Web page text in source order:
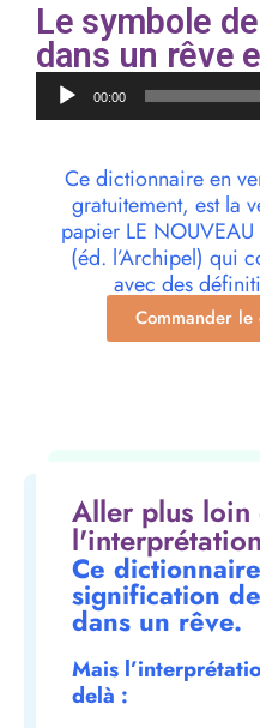
Le symbole
dans un rêve
Lecteur
audio00:00
Ce dictionnaire en
gratuitement, est la
papier LE NOUVEAU
(éd. l’Archipel) qui
avec des
Commander
Aller plus loin
Ce
signification
dans un rêve.
Mais
delà :